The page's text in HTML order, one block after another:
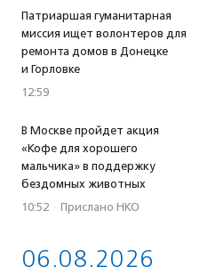
Патриаршая гуманитарная
миссия ищет волонтеров для
ремонта домов в Донецке
и Горловке
12:59
В Москве пройдет акция
«Кофе для хорошего
мальчика» в поддержку
бездомных животных
10:52 · Прислано НКО
06.08.2026